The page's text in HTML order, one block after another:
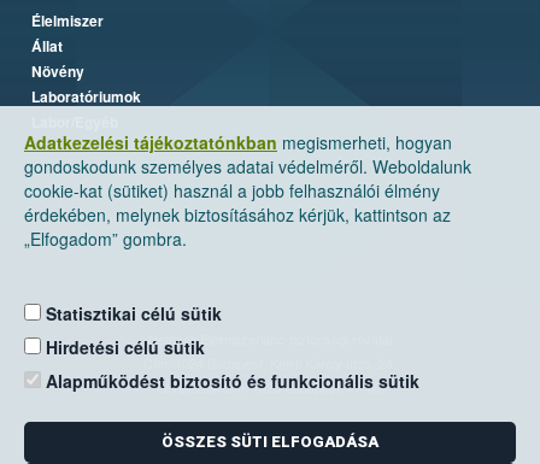
Adatkezelési tájékoztatónkban megismerheti, hogyan
gondoskodunk személyes adatai védelméről. Weboldalunk
cookie-kat (sütiket) használ a jobb felhasználói élmény
érdekében, melynek biztosításához kérjük, kattintson az
„Elfogadom” gombra.
Statisztikai célú sütik
Hirdetési célú sütik
Alapműködést biztosító és funkcionális sütik
ÖSSZES SÜTI ELFOGADÁSA
Élelmiszer
Állat
Növény
Laboratóriumok
Nemzeti Élelmiszerlánc-biztonsági Hivatal
Levelezési cím: 1525 Budapest. Pf. 30.
E-mail:ugyfelszolgalat@nebih.gov.hu